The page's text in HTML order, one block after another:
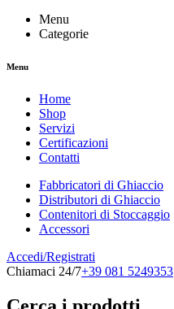
Menu
Categorie
Menu
Home
Shop
Servizi
Certificazioni
Contatti
Fabbricatori di Ghiaccio
Distributori di Ghiaccio
Contenitori di Stoccaggio
Accessori
Accedi/Registrati
Chiamaci 24/7+39 081 5249353